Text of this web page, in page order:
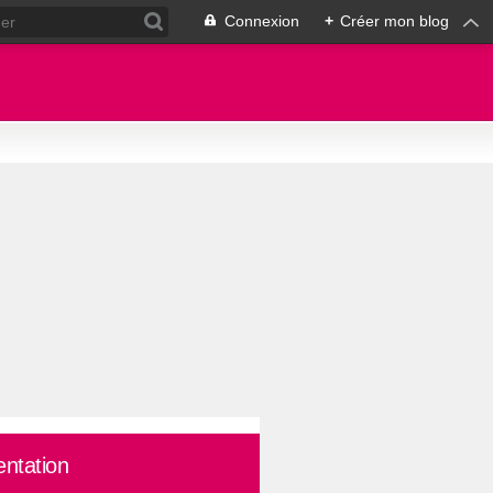
Connexion + Créer mon blog